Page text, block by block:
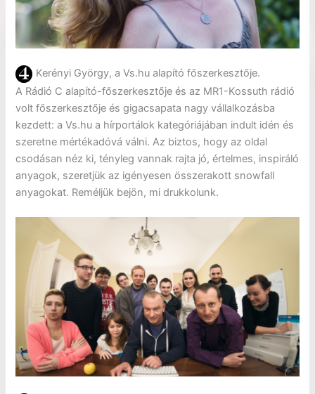
Kerényi György, a Vs.hu alapító főszerkesztője.
A Rádió C alapító-főszerkesztője és az MR1-Kossuth rádió
volt főszerkesztője és gigacsapata nagy vállalkozásba
kezdett: a Vs.hu a hírportálok kategóriájában indult idén és
szeretne mértékadóvá válni. Az biztos, hogy az oldal
csodásan néz ki, tényleg vannak rajta jó, értelmes, inspiráló
anyagok, szeretjük az igényesen összerakott snowfall
anyagokat. Reméljük bejön, mi drukkolunk.